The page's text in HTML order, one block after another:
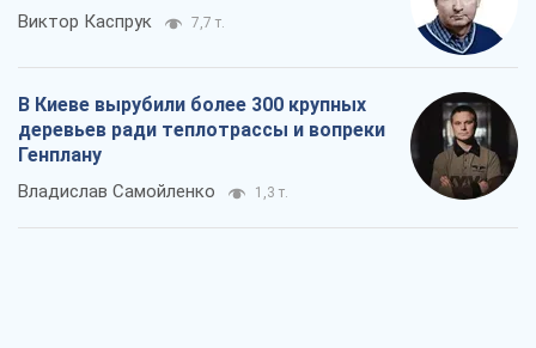
Виктор Каспрук 7,7 т.
В Киеве вырубили более 300 крупных
деревьев ради теплотрассы и вопреки
Генплану
Владислав Самойленко 1,3 т.